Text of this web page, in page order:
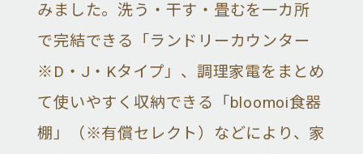
みました。洗う・干す・畳むを一カ所
で完結できる「ランドリーカウンター
※D・J・Kタイプ」、調理家電をまとめ
て使いやすく収納できる「bloomoi食器
棚」（※有償セレクト）などにより、家